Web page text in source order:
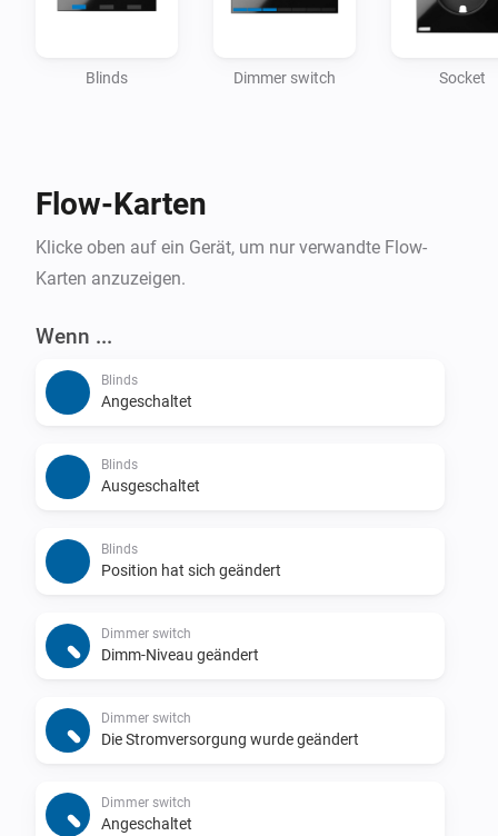
Blinds Dimmer switch Socket
Flow-Karten
Klicke oben auf ein Gerät, um nur verwandte Flow-
Karten anzuzeigen.
Wenn ...
Blinds
Angeschaltet
Blinds
Ausgeschaltet
Blinds
Position hat sich geändert
Dimmer switch
Dimm-Niveau geändert
Dimmer switch
Die Stromversorgung wurde geändert
Dimmer switch
Angeschaltet